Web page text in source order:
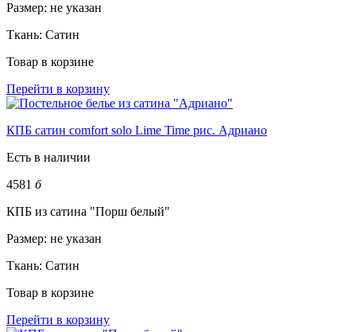
Размер: не указан
Ткань: Сатин
Товар в корзине
Перейти в корзину
КПБ сатин comfort solo Lime Time рис. Адриано
Есть в наличии
4581 б
КПБ из сатина "Порш белый"
Размер: не указан
Ткань: Сатин
Товар в корзине
Перейти в корзину